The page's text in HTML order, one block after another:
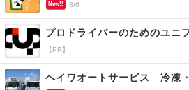
New!! 8/6
プロドライバーのためのユニ
【PR】